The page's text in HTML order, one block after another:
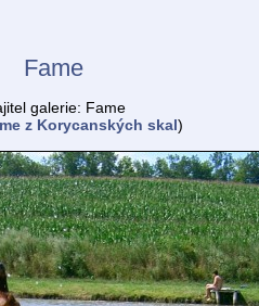
Fame
galerie: Fame
z Korycanských skal)